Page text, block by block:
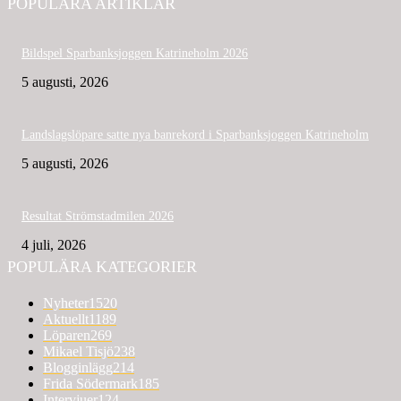
POPULÄRA ARTIKLAR
Bildspel Sparbanksjoggen Katrineholm 2026
5 augusti, 2026
Landslagslöpare satte nya banrekord i Sparbanksjoggen Katrineholm
5 augusti, 2026
Resultat Strömstadmilen 2026
4 juli, 2026
POPULÄRA KATEGORIER
Nyheter1520
Aktuellt1189
Löparen269
Mikael Tisjö238
Blogginlägg214
Frida Södermark185